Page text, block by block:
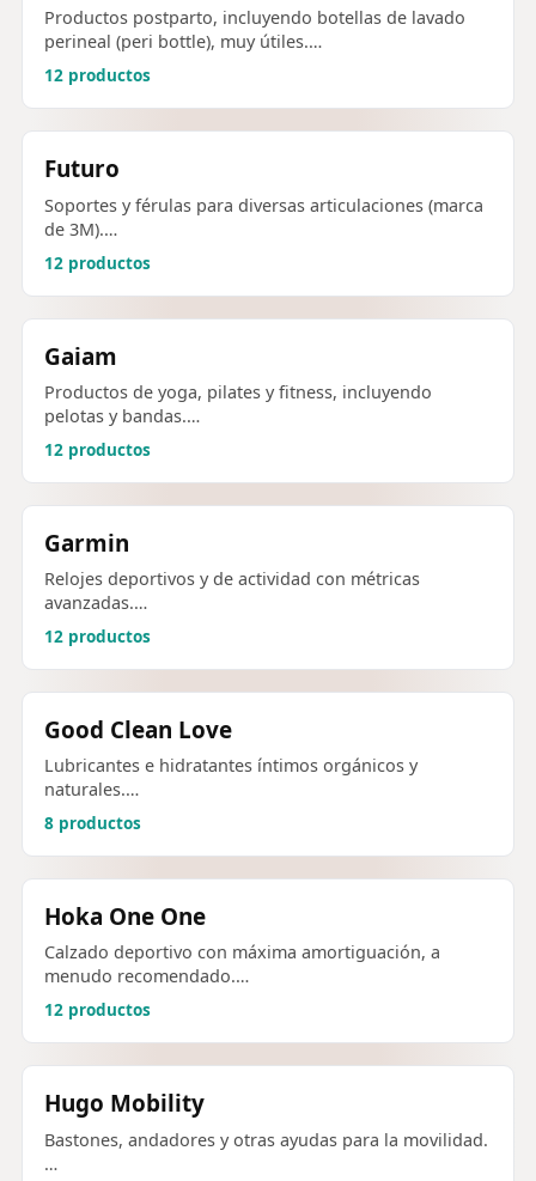
Productos postparto, incluyendo botellas de lavado
perineal (peri bottle), muy útiles.…
12 productos
Futuro
Soportes y férulas para diversas articulaciones (marca
de 3M).…
12 productos
Gaiam
Productos de yoga, pilates y fitness, incluyendo
pelotas y bandas.…
12 productos
Garmin
Relojes deportivos y de actividad con métricas
avanzadas.…
12 productos
Good Clean Love
Lubricantes e hidratantes íntimos orgánicos y
naturales.…
8 productos
Hoka One One
Calzado deportivo con máxima amortiguación, a
menudo recomendado.…
12 productos
Hugo Mobility
Bastones, andadores y otras ayudas para la movilidad.
…